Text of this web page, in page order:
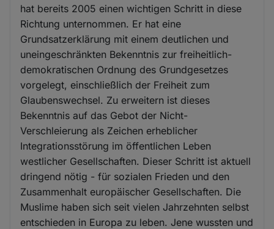
hat bereits 2005 einen wichtigen Schritt in diese
Richtung unternommen. Er hat eine
Grundsatzerklärung mit einem deutlichen und
uneingeschränkten Bekenntnis zur freiheitlich-
demokratischen Ordnung des Grundgesetzes
vorgelegt, einschließlich der Freiheit zum
Glaubenswechsel. Zu erweitern ist dieses
Bekenntnis auf das Gebot der Nicht-
Verschleierung als Zeichen erheblicher
Integrationsstörung im öffentlichen Leben
westlicher Gesellschaften. Dieser Schritt ist aktuell
dringend nötig - für sozialen Frieden und den
Zusammenhalt europäischer Gesellschaften. Die
Muslime haben sich seit vielen Jahrzehnten selbst
entschieden in Europa zu leben. Jene wussten und